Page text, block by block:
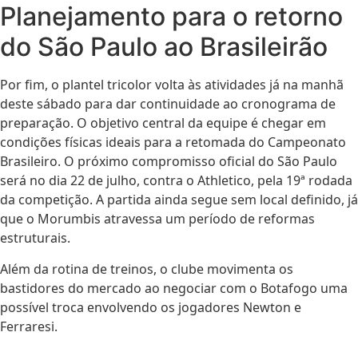
Planejamento para o retorno
do São Paulo ao Brasileirão
Por fim, o plantel tricolor volta às atividades já na manhã
deste sábado para dar continuidade ao cronograma de
preparação. O objetivo central da equipe é chegar em
condições físicas ideais para a retomada do Campeonato
Brasileiro. O próximo compromisso oficial do São Paulo
será no dia 22 de julho, contra o Athletico, pela 19ª rodada
da competição. A partida ainda segue sem local definido, já
que o Morumbis atravessa um período de reformas
estruturais.
Além da rotina de treinos, o clube movimenta os
bastidores do mercado ao negociar com o Botafogo uma
possível troca envolvendo os jogadores Newton e
Ferraresi.